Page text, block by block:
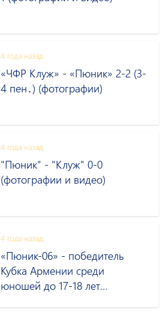
4 года назад
«ЧФР Клуж» - «Пюник» 2-2 (3-
4 пен․) (фотографии)
4 года назад
"Пюник" - "Клуж" 0-0
(фотографии и видео)
4 года назад
«Пюник-06» - победитель
Кубка Армении среди
юношей до 17-18 лет